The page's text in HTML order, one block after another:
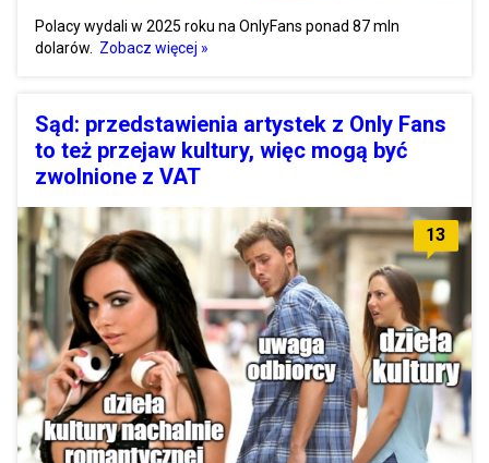
Polacy wydali w 2025 roku na OnlyFans ponad 87 mln
dolarów.
Zobacz więcej »
Sąd: przedstawienia artystek z Only Fans
to też przejaw kultury, więc mogą być
zwolnione z VAT
13